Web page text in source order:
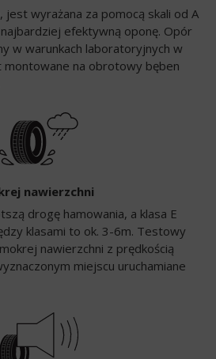
jest wyrażana za pomocą skali od A
efektywną oponę. Opór
w warunkach laboratoryjnych w
na obrotowy bęben
nawierzchni
drogę hamowania, a klasa E
klasami to ok. 3-6m. Testowy
nawierzchni z prędkością
miejscu uruchamiane